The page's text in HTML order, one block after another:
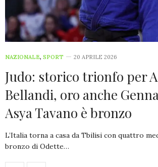
NAZIONALE, SPORT 20 APRILE 2026
Judo: storico trionfo per
Bellandi, oro anche
Asya Tavano è bronzo
L’Italia torna a casa da Tbilisi con quattro
bronzo di Odette…